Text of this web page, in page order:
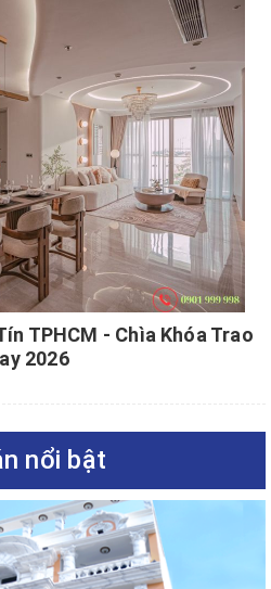
TPHCM - Chìa Khóa Trao
2026
nổi bật